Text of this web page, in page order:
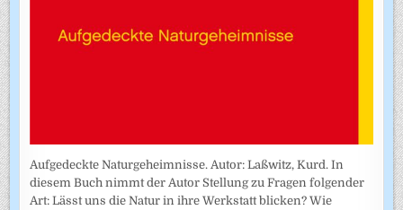
Aufgedeckte Naturgeheimnisse. Autor: Laßwitz, Kurd. In
diesem Buch nimmt der Autor Stellung zu Fragen folgender
Art: Lässt uns die Natur in ihre Werkstatt blicken? Wie